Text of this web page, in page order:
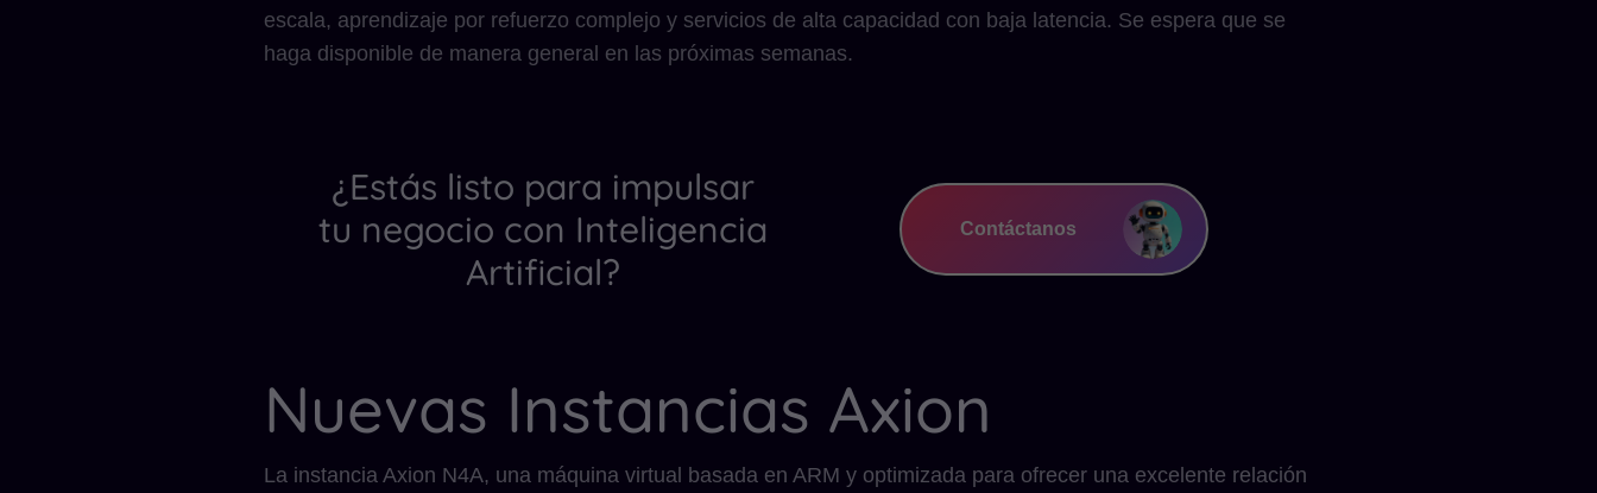
escala, aprendizaje por refuerzo complejo y servicios de alta capacidad con baja latencia. Se espera que se
haga disponible de manera general en las próximas semanas.
¿Estás listo para impulsar
tu negocio con Inteligencia
Artificial?
Contáctanos
Nuevas Instancias Axion
La instancia Axion N4A, una máquina virtual basada en ARM y optimizada para ofrecer una excelente relación